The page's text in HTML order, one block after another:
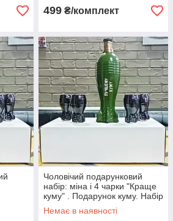
499 ₴/комплект
Чоловічий подарунковий
набір: міна і 4 чарки "Краще
куму" . Подарунок куму. Набір
бойовий резерв.
Немає в наявності